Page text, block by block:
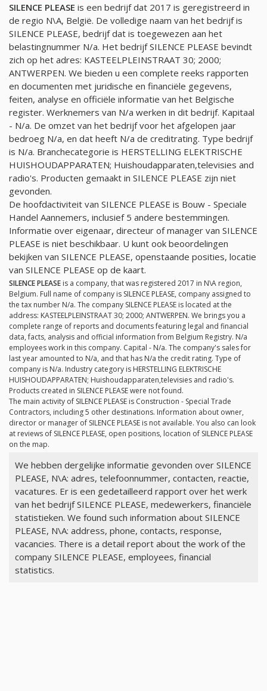
SILENCE PLEASE is een bedrijf dat 2017 is geregistreerd in
de regio N\A, België. De volledige naam van het bedrijf is
SILENCE PLEASE, bedrijf dat is toegewezen aan het
belastingnummer N/a. Het bedrijf SILENCE PLEASE bevindt
zich op het adres: KASTEELPLEINSTRAAT 30; 2000;
ANTWERPEN. We bieden u een complete reeks rapporten
en documenten met juridische en financiële gegevens,
feiten, analyse en officiële informatie van het Belgische
register. Werknemers van N/a werken in dit bedrijf. Kapitaal
- N/a. De omzet van het bedrijf voor het afgelopen jaar
bedroeg N/a, en dat heeft N/a de creditrating. Type bedrijf
is N/a. Branchecategorie is HERSTELLING ELEKTRISCHE
HUISHOUDAPPARATEN; Huishoudapparaten,televisies and
radio's. Producten gemaakt in SILENCE PLEASE zijn niet
gevonden.
De hoofdactiviteit van SILENCE PLEASE is Bouw - Speciale
Handel Aannemers, inclusief 5 andere bestemmingen.
Informatie over eigenaar, directeur of manager van SILENCE
PLEASE is niet beschikbaar. U kunt ook beoordelingen
bekijken van SILENCE PLEASE, openstaande posities, locatie
van SILENCE PLEASE op de kaart.
SILENCE PLEASE is a company, that was registered 2017 in N\A region,
Belgium. Full name of company is SILENCE PLEASE, company assigned to
the tax number N/a. The company SILENCE PLEASE is located at the
address: KASTEELPLEINSTRAAT 30; 2000; ANTWERPEN. We brings you a
complete range of reports and documents featuring legal and financial
data, facts, analysis and official information from Belgium Registry. N/a
employees work in this company. Capital - N/a. The company's sales for
last year amounted to N/a, and that has N/a the credit rating. Type of
company is N/a. Industry category is HERSTELLING ELEKTRISCHE
HUISHOUDAPPARATEN; Huishoudapparaten,televisies and radio's.
Products created in SILENCE PLEASE were not found.
The main activity of SILENCE PLEASE is Construction - Special Trade
Contractors, including 5 other destinations. Information about owner,
director or manager of SILENCE PLEASE is not available. You also can look
at reviews of SILENCE PLEASE, open positions, location of SILENCE PLEASE
on the map.
We hebben dergelijke informatie gevonden over SILENCE
PLEASE, N\A: adres, telefoonnummer, contacten, reactie,
vacatures. Er is een gedetailleerd rapport over het werk
van het bedrijf SILENCE PLEASE, medewerkers, financiële
statistieken. We found such information about SILENCE
PLEASE, N\A: address, phone, contacts, response,
vacancies. There is a detail report about the work of the
company SILENCE PLEASE, employees, financial
statistics.